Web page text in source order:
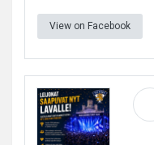
View on Facebook